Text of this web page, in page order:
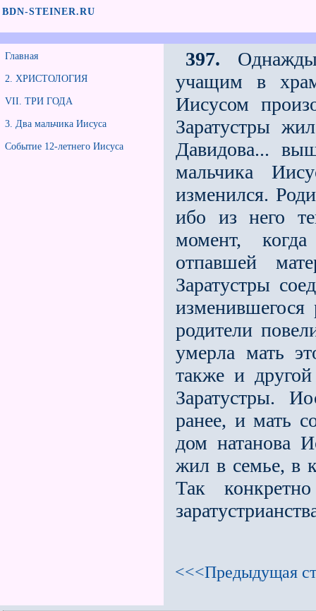
BDN-STEINER.RU
Главная
2. ХРИСТОЛОГИЯ
VII. ТРИ ГОДА
3. Два мальчика Иисуса
Событие 12-летнего Иисуса
397.
учащим в
Иисусом
Заратустры
Давидова...
мальчика
изменился.
ибо из него
момент,
отпавшей
Заратустры
изменившегося
родители
умерла мать
также и
Заратустры.
ранее, и мать
дом натанова
жил в семье, в
Так
<<<Предыдущая